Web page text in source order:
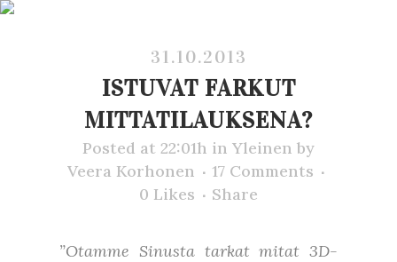
31.10.2013
ISTUVAT FARKUT
MITTATILAUKSENA?
Posted at 22:01h in Yleinen by
Veera Korhonen
17 Comments
0 Likes Share
”Otamme Sinusta tarkat mitat 3D-